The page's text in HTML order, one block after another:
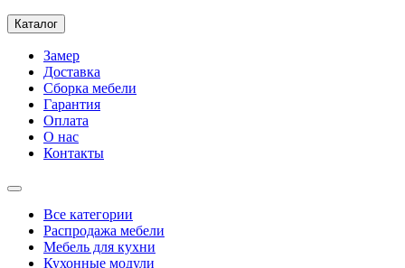
Каталог
Замер
Доставка
Сборка мебели
Гарантия
Оплата
О нас
Контакты
Все категории
Распродажа мебели
Мебель для кухни
Кухонные модули